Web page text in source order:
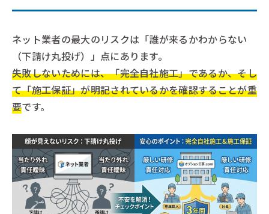
ネット業者の最大のリスクは「誰が来るかわからない
（下請け丸投げ）」点にあります。
失敗しないためには、「完全自社施工」であるか、そし
て「施工保証」が明記されているかを確認することが重
要です。